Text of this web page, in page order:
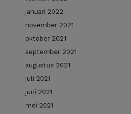
januari 2022
november 2021
oktober 2021
september 2021
augustus 2021
juli 2021
juni 2021
mei 2021